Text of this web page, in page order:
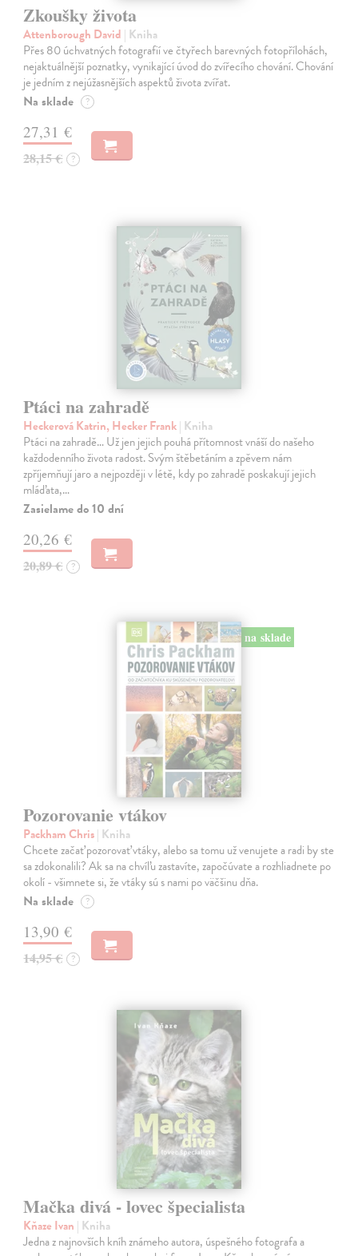
Zkoušky života
Attenborough David | Kniha
Přes 80 úchvatných fotografií ve čtyřech barevných fotopřílohách,
nejaktuálnější poznatky, vynikající úvod do zvířecího chování. Chování
je jedním z nejúžasnějších aspektů života zvířat.
Na sklade ?
27,31 €
28,15 € ?
Ptáci na zahradě
Heckerová Katrin, Hecker Frank| Kniha
Ptáci na zahradě… Už jen jejich pouhá přítomnost vnáší do našeho
každodenního života radost. Svým štěbetáním a zpěvem nám
zpříjemňují jaro a nejpozději v létě, kdy po zahradě poskakují jejich
mláďata,…
Zasielame do 10 dní
20,26 €
20,89 € ?
na sklade
Pozorovanie vtákov
Packham Chris| Kniha
Chcete začať pozorovať vtáky, alebo sa tomu už venujete a radi by ste
sa zdokonalili? Ak sa na chvíľu zastavíte, započúvate a rozhliadnete po
okolí - všimnete si, že vtáky sú s nami po väčšinu dňa.
Na sklade ?
13,90 €
14,95 € ?
Mačka divá - lovec špecialista
Kňaze Ivan | Kniha
Jedna z najnovších kníh známeho autora, úspešného fotografa a